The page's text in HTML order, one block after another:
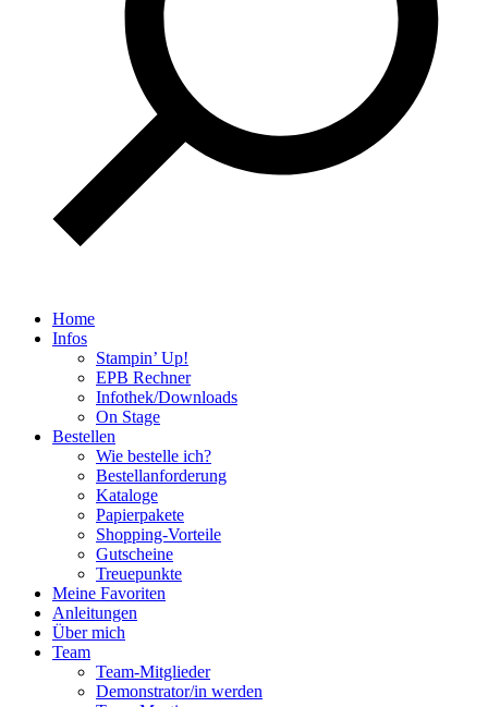
Home
Infos
Stampin’ Up!
EPB Rechner
Infothek/Downloads
On Stage
Bestellen
Wie bestelle ich?
Bestellanforderung
Kataloge
Papierpakete
Shopping-Vorteile
Gutscheine
Treuepunkte
Meine Favoriten
Anleitungen
Über mich
Team
Team-Mitglieder
Demonstrator/in werden